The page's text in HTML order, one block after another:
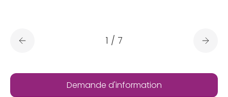
1 / 7
Demande d'information